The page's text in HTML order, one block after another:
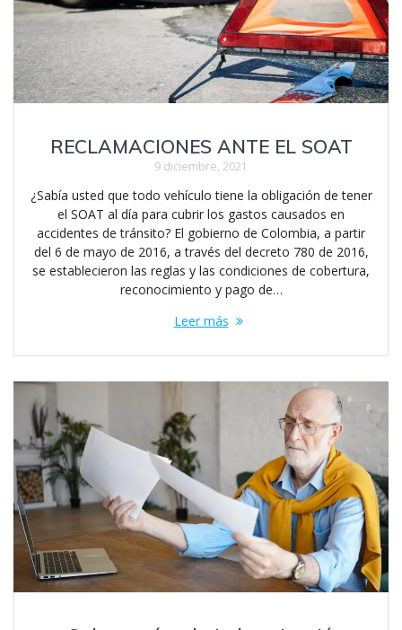
RECLAMACIONES ANTE EL SOAT
9 diciembre, 2021
¿Sabía usted que todo vehículo tiene la obligación de tener
el SOAT al día para cubrir los gastos causados en
accidentes de tránsito? El gobierno de Colombia, a partir
del 6 de mayo de 2016, a través del decreto 780 de 2016,
se establecieron las reglas y las condiciones de cobertura,
reconocimiento y pago de…
Leer más